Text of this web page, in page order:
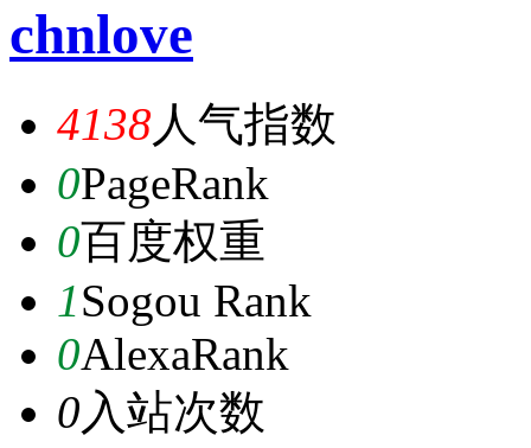
chnlove
4138人气指数
0PageRank
0百度权重
1Sogou Rank
0AlexaRank
0入站次数